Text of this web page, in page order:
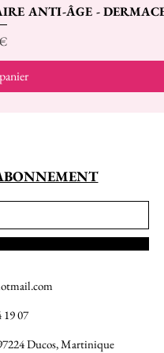
ANTI-ÂGE -
19 07
Ducos, Martinique